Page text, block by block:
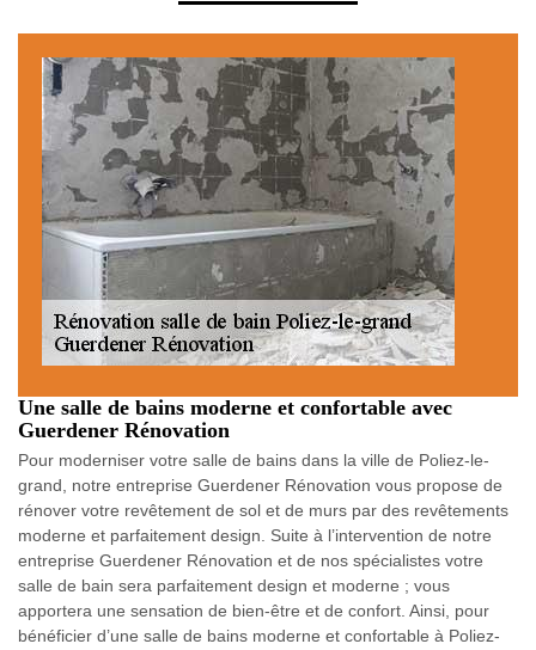
Une salle de bains moderne et confortable avec
Guerdener Rénovation
Pour moderniser votre salle de bains dans la ville de Poliez-le-
grand, notre entreprise Guerdener Rénovation vous propose de
rénover votre revêtement de sol et de murs par des revêtements
moderne et parfaitement design. Suite à l’intervention de notre
entreprise Guerdener Rénovation et de nos spécialistes votre
salle de bain sera parfaitement design et moderne ; vous
apportera une sensation de bien-être et de confort. Ainsi, pour
bénéficier d’une salle de bains moderne et confortable à Poliez-